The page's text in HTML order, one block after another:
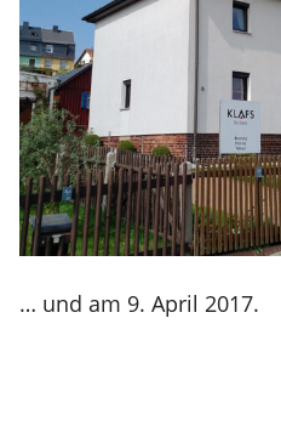
… und am 9. April 2017.